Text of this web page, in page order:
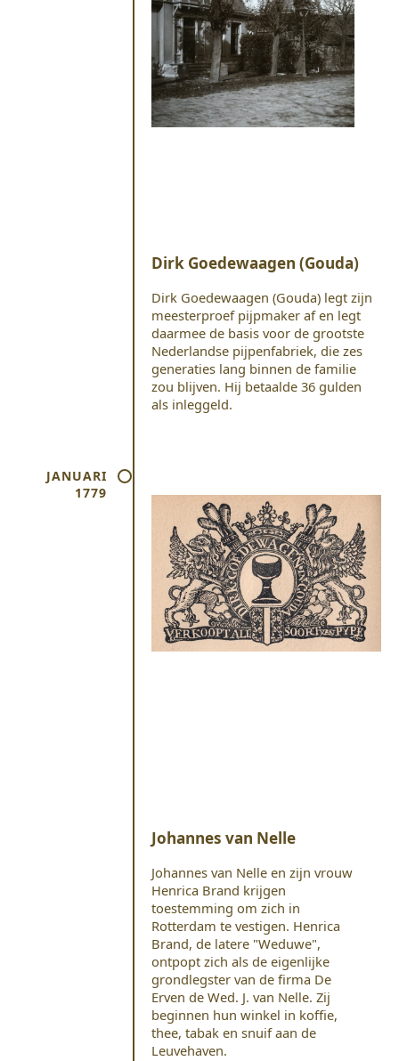
JANUARI
1779
Dirk Goedewaagen (Gouda)
Dirk Goedewaagen (Gouda) legt zijn
meesterproef pijpmaker af en legt
daarmee de basis voor de grootste
Nederlandse pijpenfabriek, die zes
generaties lang binnen de familie
zou blijven. Hij betaalde 36 gulden
als inleggeld.
Johannes van Nelle
Johannes van Nelle en zijn vrouw
Henrica Brand krijgen
toestemming om zich in
Rotterdam te vestigen. Henrica
Brand, de latere "Weduwe",
ontpopt zich als de eigenlijke
grondlegster van de firma De
Erven de Wed. J. van Nelle. Zij
beginnen hun winkel in koffie,
thee, tabak en snuif aan de
Leuvehaven.